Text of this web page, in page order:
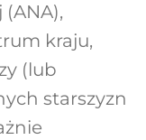
kraju,
(lub
starszyzn